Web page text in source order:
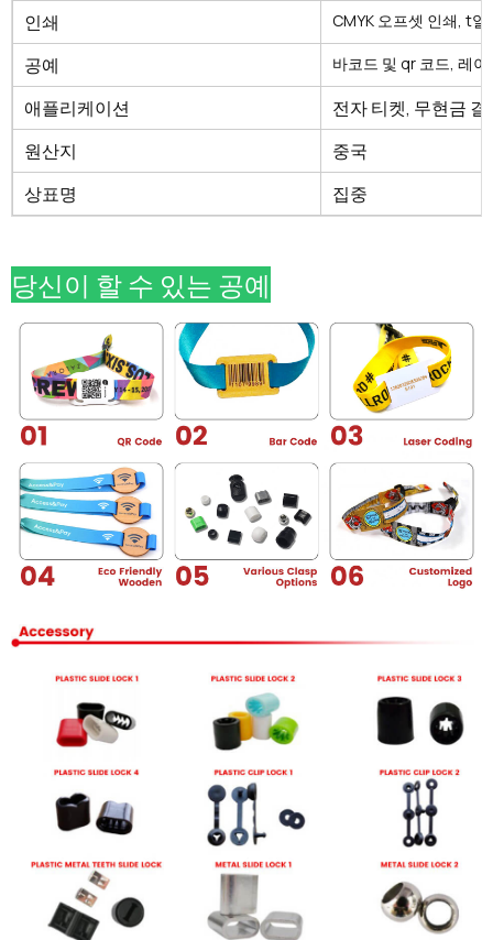
인쇄
CMYK 오프셋 인쇄, t열
공예 바코드 및 qr 코드, 레이
애플리케이션
전자 티켓, 무현금
원산지
중국
상표명
집중
당신이 할 수 있는 공예